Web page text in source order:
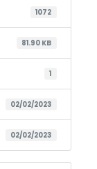
1072
81.90 KB
1
02/02/2023
02/02/2023